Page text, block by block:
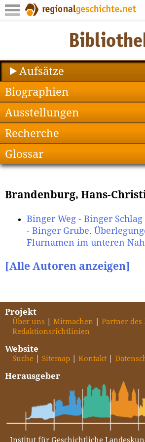
Aufsätze
Biographien
Ausstellungen
Recherche
Glossar
Brandenburg, Hans-
Binger Weg - Binger
- Binger Grube.
Flurnamen im unteren
[Alle Autoren anzeigen]
Projekt
Über uns Mitmachen
Partner des
Redaktionsrichtlinien
Website
Suche Sitemap Kontakt
Herausgeber
Institut für Geschichtliche